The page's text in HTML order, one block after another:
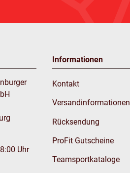
Uhr
Informationen
Kontakt
Versandinformationen
Rücksendung
ProFit Gutscheine
Teamsportkataloge